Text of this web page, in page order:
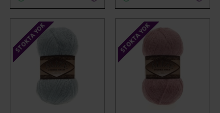
STOKTA YOK STOKTA YOK